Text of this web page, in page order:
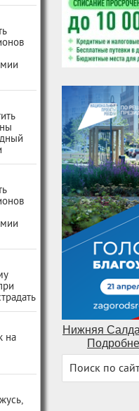
на
Нижняя Салда